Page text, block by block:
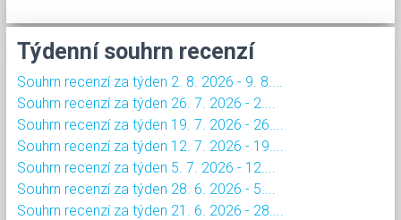
Týdenní souhrn recenzí
Souhrn recenzí za týden 2. 8. 2026 - 9. 8....
Souhrn recenzí za týden 26. 7. 2026 - 2....
Souhrn recenzí za týden 19. 7. 2026 - 26....
Souhrn recenzí za týden 12. 7. 2026 - 19....
Souhrn recenzí za týden 5. 7. 2026 - 12....
Souhrn recenzí za týden 28. 6. 2026 - 5....
Souhrn recenzí za týden 21. 6. 2026 - 28....